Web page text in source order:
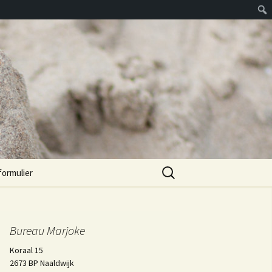
Zoeken
naar:
Bureau Marjoke
Koraal 15
2673 BP Naaldwijk